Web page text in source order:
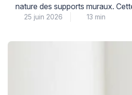
nature des supports muraux.
linge, tout en préservant
25 juin 2026 13 min